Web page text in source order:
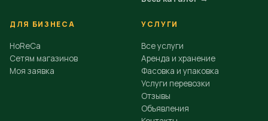
ДЛЯ БИЗНЕСА
HoReCa
Сетям магазинов
Моя заявка
УСЛУГИ
Все услуги
Аренда и хранение
Фасовка и упаковка
Услуги перевозки
Отзывы
Объявления